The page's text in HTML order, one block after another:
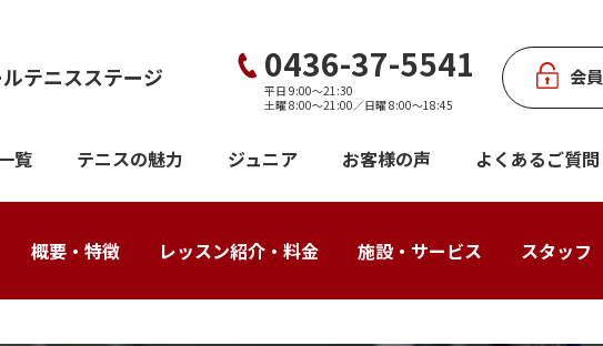
テニスステージ 0436-37-5541
平日 9:00〜21:30
土曜 8:00〜21:00／日曜 8:00〜18:45
会員
概要・特徴 レッスン紹介・料金 施設・サービス スタッフ
覧 テニスの魅力 ジュニア お客様の声 よくあるご質問